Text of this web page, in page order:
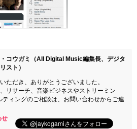
コウガミ（All Digital Music編集長、デジタ
スト）
ただき、ありがとうございました。
リサーチ、音楽ビジネスやストリーミン
ィングのご相談は、お問い合わせからご連
せ